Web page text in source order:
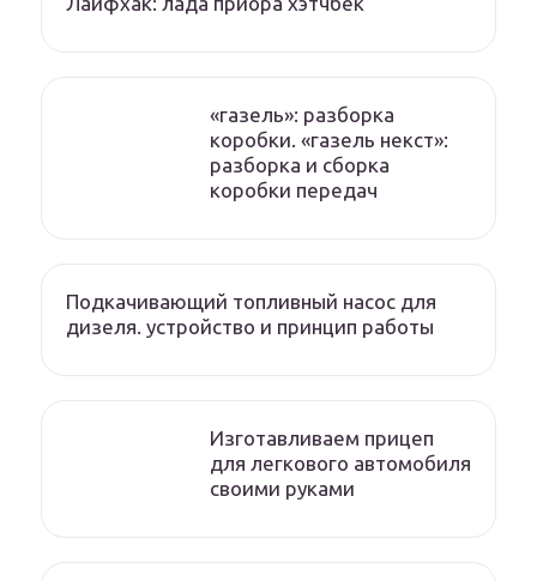
«газель»: разборка
коробки. «газель некст»:
разборка и сборка
коробки передач
Подкачивающий топливный насос для
дизеля. устройство и принцип работы
Изготавливаем прицеп
для легкового автомобиля
своими руками